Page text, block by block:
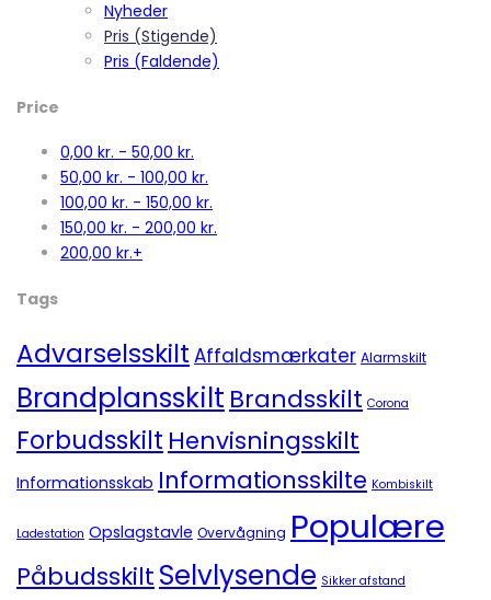
Nyheder
Pris (Stigende)
Pris (Faldende)
Price
0,00 kr. - 50,00 kr.
50,00 kr. - 100,00 kr.
100,00 kr. - 150,00 kr.
150,00 kr. - 200,00 kr.
200,00 kr.+
Tags
Advarselsskilt Affaldsmærkater Alarmskilt
Brandplansskilt Brandsskilt Corona
Forbudsskilt Henvisningsskilt
Informationsskab Informationsskilte Kombiskilt
Ladestation Opslagstavle Overvågning Populære
PåbudsskiltSelvlysende Sikker afstand